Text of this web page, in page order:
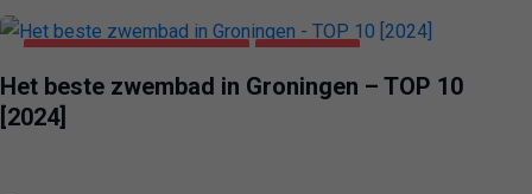
Het beste zwembad in Groningen – TOP 10
[2024]